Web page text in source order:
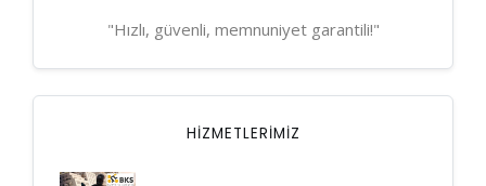
"Hızlı, güvenli, memnuniyet garantili!"
HIZMETLERIMIZ